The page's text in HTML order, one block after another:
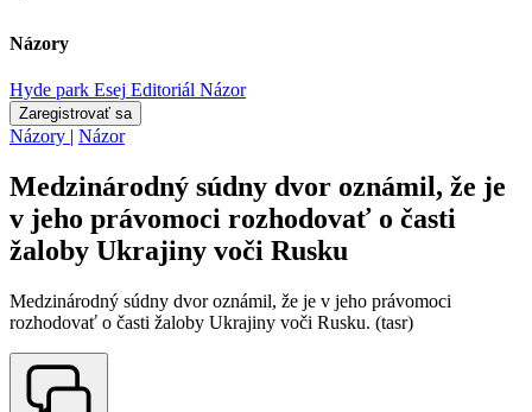
Názory
Hyde park Esej Editoriál Názor
Zaregistrovať sa
Názory | Názor
Medzinárodný súdny dvor oznámil, že je
v jeho právomoci rozhodovať o časti
žaloby Ukrajiny voči Rusku
Medzinárodný súdny dvor oznámil, že je v jeho právomoci
rozhodovať o časti žaloby Ukrajiny voči Rusku. (tasr)